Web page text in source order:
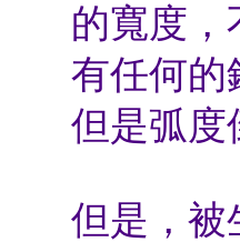
的寬度，
有任何的
但是弧度
但是，被